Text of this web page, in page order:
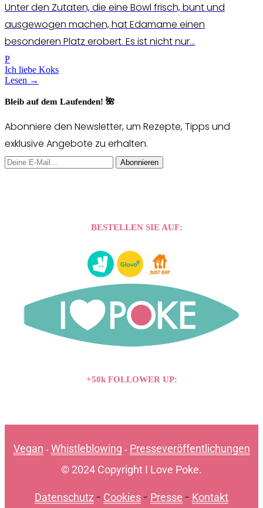
Unter den Zutaten, die eine Bowl frisch, bunt und
ausgewogen machen, hat Edamame einen
besonderen Platz erobert. Es ist nicht nur...
P
Ich liebe Koks
Lesen →
Bleib auf dem Laufenden! 🌺
Abonniere den Newsletter, um Rezepte, Tipps und
exklusive Angebote zu erhalten.
Abonnieren
BESTELLEN SIE AUF:
+50k FOLLOWER UP:
Vegan - Whistleblowing - Presseveröffentlichungen
© 2024 Copyright I Love Poke.
Datenschutz - Cookies- Presse - Kontakt